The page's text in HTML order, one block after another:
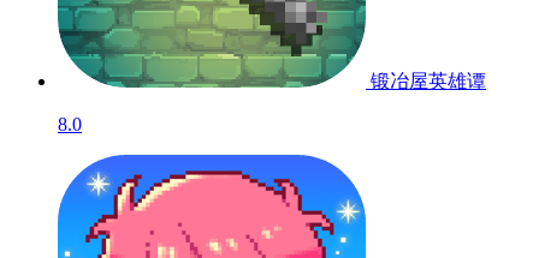
锻冶屋英雄谭
8.0